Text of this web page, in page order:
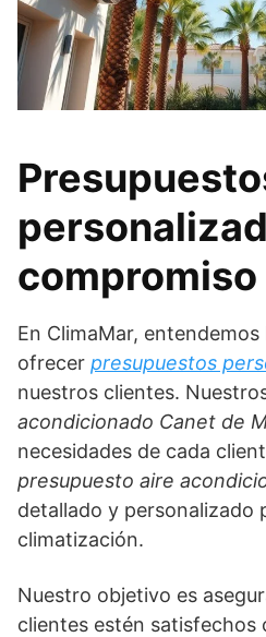
compromiso
En ClimaMar,
ofrecer presupuestos
nuestros clientes.
acondicionado Canet de
necesidades de cada
presupuesto aire
detallado y personalizado
climatización.
Nuestro objetivo es
clientes estén satisfechos